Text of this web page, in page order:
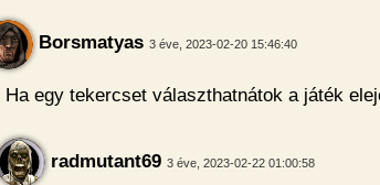
Borsmatyas 3 éve, 2023-02-20 15:46:40
Ha egy tekercset választhatnátok a játék
radmutant69 3 éve, 2023-02-22 01:00:58